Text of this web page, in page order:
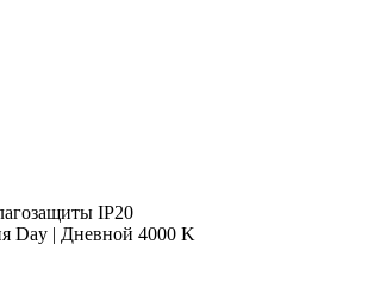
IP20
Day | Дневной 4000 K